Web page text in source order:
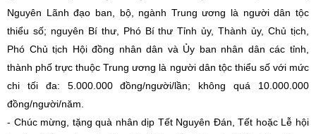
Nguyên Lãnh đạo ban, bộ, ngành Trung ương là người dân tộc
thiểu số; nguyên Bí thư, Phó Bí thư Tỉnh ủy, Thành ủy, Chủ tịch,
Phó Chủ tịch Hội đồng nhân dân và Ủy ban nhân dân các tỉnh,
thành phố trực thuộc Trung ương là người dân tộc thiểu số với mức
chi tối đa: 5.000.000 đồng/người/lần; không quá 10.000.000
đồng/người/năm.
- Chúc mừng, tặng quà nhân dịp Tết Nguyên Đán, Tết hoặc Lễ hội